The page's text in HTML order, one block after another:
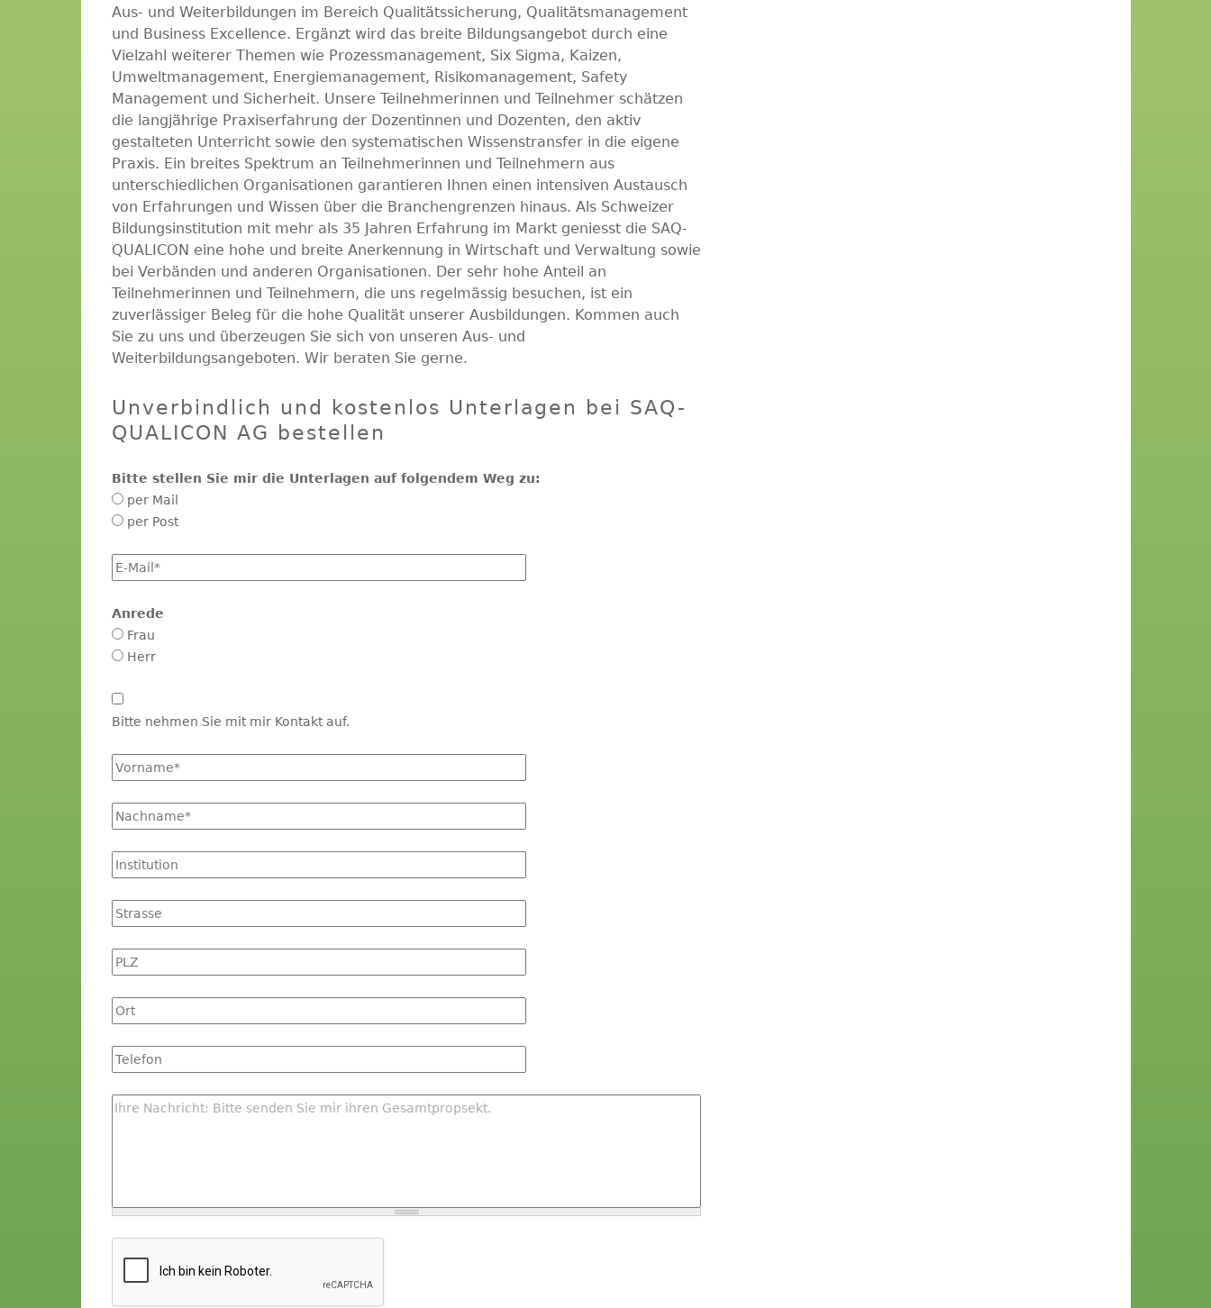
Aus- und Weiterbildungen im Bereich Qualitätssicherung, Qualitätsmanagement
und Business Excellence. Ergänzt wird das breite Bildungsangebot durch eine
Vielzahl weiterer Themen wie Prozessmanagement, Six Sigma, Kaizen,
Umweltmanagement, Energiemanagement, Risikomanagement, Safety
Management und Sicherheit. Unsere Teilnehmerinnen und Teilnehmer schätzen
die langjährige Praxiserfahrung der Dozentinnen und Dozenten, den aktiv
gestalteten Unterricht sowie den systematischen Wissenstransfer in die eigene
Praxis. Ein breites Spektrum an Teilnehmerinnen und Teilnehmern aus
unterschiedlichen Organisationen garantieren Ihnen einen intensiven Austausch
von Erfahrungen und Wissen über die Branchengrenzen hinaus. Als Schweizer
Bildungsinstitution mit mehr als 35 Jahren Erfahrung im Markt geniesst die SAQ-
QUALICON eine hohe und breite Anerkennung in Wirtschaft und Verwaltung sowie
bei Verbänden und anderen Organisationen. Der sehr hohe Anteil an
Teilnehmerinnen und Teilnehmern, die uns regelmässig besuchen, ist ein
zuverlässiger Beleg für die hohe Qualität unserer Ausbildungen. Kommen auch
Sie zu uns und überzeugen Sie sich von unseren Aus- und
Weiterbildungsangeboten. Wir beraten Sie gerne.
Unverbindlich und kostenlos Unterlagen bei SAQ-
QUALICON AG bestellen
Bitte stellen Sie mir die Unterlagen auf folgendem Weg zu:
per Mail
per Post
E-
*
Anrede
Frau
Herr
Kontakt
aufnehmen
Bitte nehmen Sie mit mir Kontakt auf.
Vorname
Name
Institution
Strasse
PLZ
Ort
Tel
Nachricht